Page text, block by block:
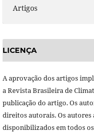
Artigos
LICENÇA
A aprovação dos artigos
a Revista Brasileira de
publicação do artigo. Os
direitos autorais. Os
disponibilizados em todos